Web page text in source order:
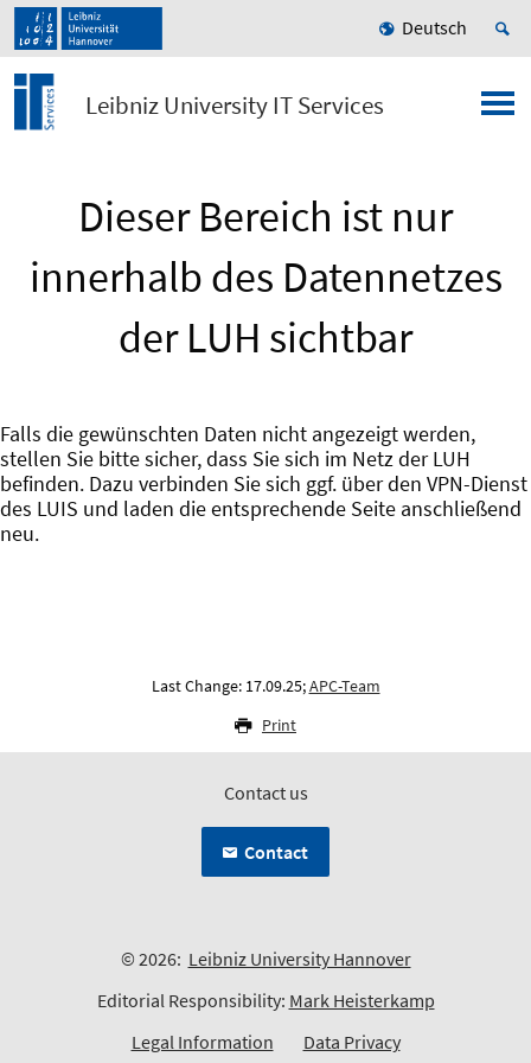
Deutsch
Leibniz University IT Services
Dieser Bereich ist nur
innerhalb des Datennetzes
der LUH sichtbar
Falls die gewünschten Daten nicht angezeigt werden,
stellen Sie bitte sicher, dass Sie sich im Netz der LUH
befinden. Dazu verbinden Sie sich ggf. über den VPN-Dienst
des LUIS und laden die entsprechende Seite anschließend
neu.
Last Change: 17.09.25;APC-Team
Print
Contact us
Contact
© 2026: Leibniz University Hannover
Editorial Responsibility: Mark Heisterkamp
Legal Information
Data Privacy